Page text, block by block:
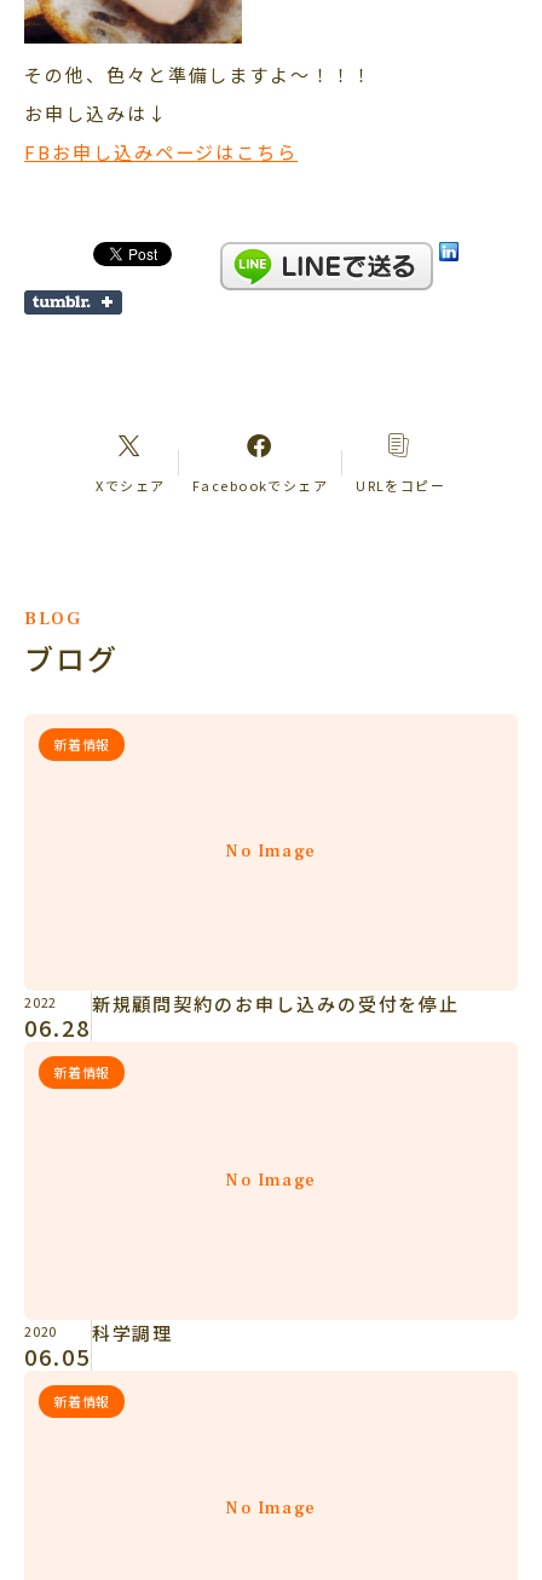
その他、色々と準備しますよ～！！！
お申し込みは↓
FBお申し込みページはこちら
Xでシェア Facebookでシェア URLをコピー
BLOG
ブログ
No Image
新着情報
2022
06.28
新規顧問契約のお申し込みの受付を停止
No Image
新着情報
2020
06.05
科学調理
No Image
新着情報